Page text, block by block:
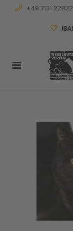
+49 7131 22822